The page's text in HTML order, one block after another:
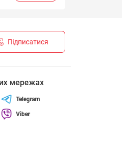
Підписатися
мережах
Telegram
Viber